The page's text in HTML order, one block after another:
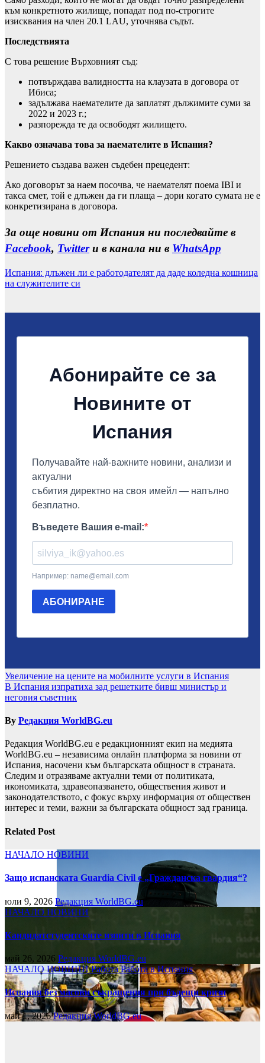
към конкретното жилище, попадат под по-строгите
изисквания на член 20.1 LAU, уточнява съдът.
Последствията
С това решение Върховният съд:
потвърждава валидността на клаузата в договора от
Ибиса;
задължава наемателите да заплатят дължимите суми за
2022 и 2023 г.;
разпорежда те да освободят жилището.
Какво означава това за наемателите в Испания?
Решението създава важен съдебен прецедент:
Ако договорът за наем посочва, че наемателят поема IBI и
такса смет, той е длъжен да ги плаща – дори когато сумата не е
конкретизирана в договора.
За още новини от Испания ни последвайте в
Facebook, Twitterи в канала ни в WhatsApp
Испания: длъжен ли е работодателят да даде коледна кошница
на служителите си
Навигация
Увеличение на цените на мобилните услуги в Испания
В Испания изпратиха зад решетките бивш министър и
неговия съветник
By Редакция WorldBG.eu
Редакция WorldBG.eu е редакционният екип на медията
WorldBG.eu – независима онлайн платформа за новини от
Испания, насочени към българската общност в страната.
Следим и отразяваме актуални теми от политиката,
икономиката, здравеопазването, обществения живот и
законодателството, с фокус върху информация от обществен
интерес и теми, важни за българската общност зад граница.
Related Post
НАЧАЛО НОВИНИ
Защо испанската Guardia Civil е „Гражданска гвардия“?
юли 9, 2026 Редакция WorldBG.eu
НАЧАЛО НОВИНИ
Кандидатстудентските изпити в Испания
май 26, 2026 Редакция WorldBG.eu
НАЧАЛОНОВИНИРаботаРабота в Испания
Испания без масови съкращения при бъдещи кризи
май 1, 2026Редакция WorldBG.eu